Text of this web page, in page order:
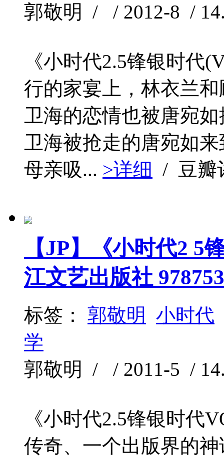
郭敬明 / / 2012-8 /
《小时代2.5锋银时代
行的家宴上，林衣兰
卫海的恋情也被唐宛
卫海被抢走的唐宛如
母亲吸... >详细 / 豆瓣
【JP】《小时代2 5
江文艺出版社
标签： 郭敬明
小时代
学
郭敬明 / / 2011-5 /
《小时代2.5锋银时代
传奇、一个出版界的